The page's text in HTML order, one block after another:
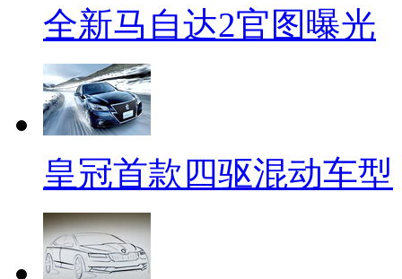
全新马自达2官图曝光
皇冠首款四驱混动车型